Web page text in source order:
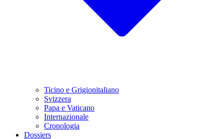
Ticino e Grigionitaliano
Svizzera
Papa e Vaticano
Internazionale
Cronologia
Dossiers